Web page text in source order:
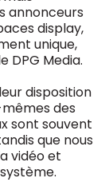
annonceurs
display,
unique,
DPG Media.
disposition
des
sont souvent
que nous
vidéo et